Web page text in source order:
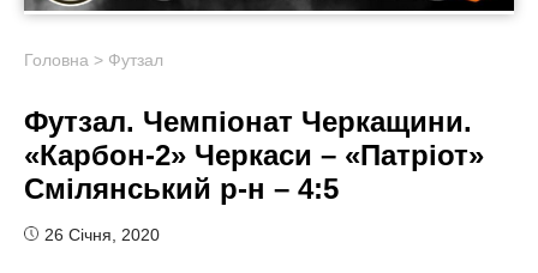
Головна > Футзал
Футзал. Чемпіонат Черкащини.
«Карбон-2» Черкаси – «Патріот»
Смілянський р-н – 4:5
26 Січня, 2020